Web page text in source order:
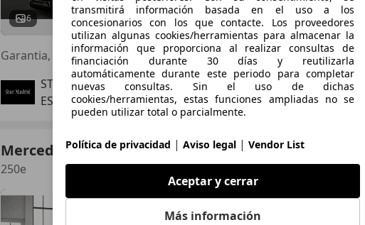
6 10/2022 60.000 km
Garantia, Ordenador
STAR MADRID
ES-28022 MADRID
Mercedes-Benz B 250
250e
€ 24.900 Preciojusto
transmitirá información basada en el uso a los
concesionarios con los que contacte. Los proveedores
utilizan algunas cookies/herramientas para almacenar la
información que proporciona al realizar consultas de
financiación durante 30 días y reutilizarla
automáticamente durante este periodo para completar
nuevas consultas. Sin el uso de dichas
cookies/herramientas, estas funciones ampliadas no se
pueden utilizar total o parcialmente.
Política de privacidad | Aviso legal | Vendor List
Aceptar y cerrar
Más información